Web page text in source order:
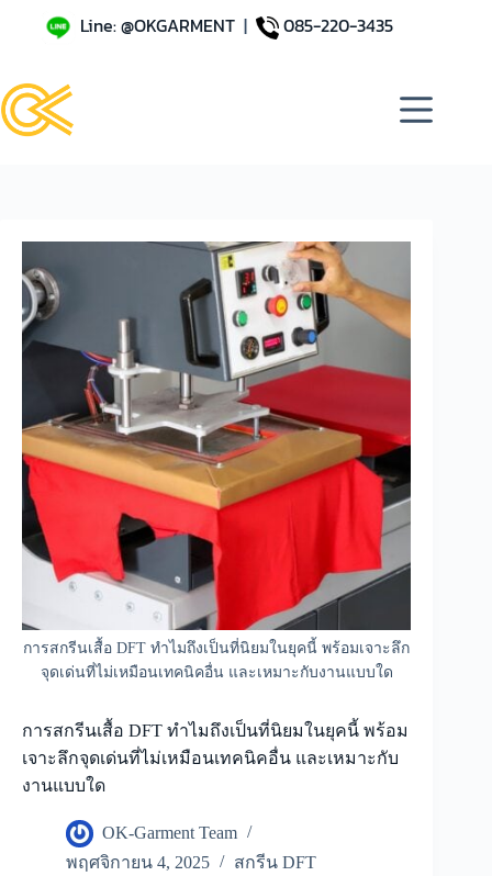
Line: @OKGARMENT| 085-220-3435
การสกรีนเสื้อ DFT ทำไมถึงเป็นที่นิยมในยุคนี้ พร้อมเจาะลึก
จุดเด่นที่ไม่เหมือนเทคนิคอื่น และเหมาะกับงานแบบใด
การสกรีนเสื้อ DFT ทำไมถึงเป็นที่นิยมในยุคนี้ พร้อม
เจาะลึกจุดเด่นที่ไม่เหมือนเทคนิคอื่น และเหมาะกับ
งานแบบใด
OK-Garment Team
พฤศจิกายน 4, 2025
สกรีน DFT